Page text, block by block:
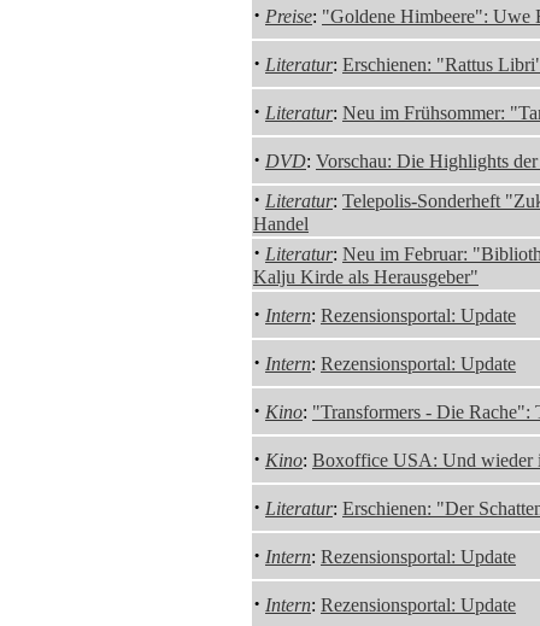
· Preise: "Goldene Himbeere": Uwe
· Literatur: Erschienen: "Rattus
· Literatur: Neu im Frühsommer:
· DVD: Vorschau: Die Highlights
· Literatur: Telepolis-Sonderheft
Handel
· Literatur: Neu im Februar:
Kalju Kirde als Herausgeber"
· Intern: Rezensionsportal: Update
· Intern: Rezensionsportal: Update
· Kino: "Transformers - Die Rache":
· Kino: Boxoffice USA: Und wieder
· Literatur: Erschienen: "Der
· Intern: Rezensionsportal: Update
· Intern: Rezensionsportal: Update